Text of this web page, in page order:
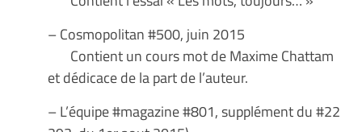
– Cosmopolitan #500, juin 2015
Contient un cours mot de Maxime Chattam
et dédicace de la part de l’auteur.
– L’équipe #magazine #801, supplément du #22